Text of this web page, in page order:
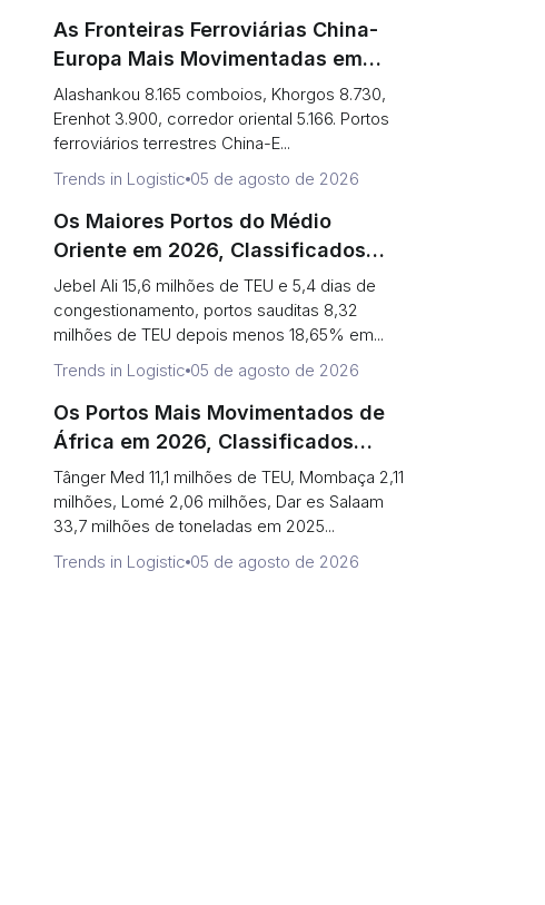
As Fronteiras Ferroviárias China-
Europa Mais Movimentadas em
2026, Classificadas (Comboios vs
Risco de Gargalo)
Alashankou 8.165 comboios, Khorgos 8.730,
Erenhot 3.900, corredor oriental 5.166. Portos
ferroviários terrestres China-E...
Trends in Logistic 05 de agosto de 2026
Os Maiores Portos do Médio
Oriente em 2026, Classificados
(Volume vs Exposição a Estreitos)
Jebel Ali 15,6 milhões de TEU e 5,4 dias de
congestionamento, portos sauditas 8,32
milhões de TEU depois menos 18,65% em...
Trends in Logistic 05 de agosto de 2026
Os Portos Mais Movimentados de
África em 2026, Classificados
(Contêineres vs Alcance do
Corredor)
Tânger Med 11,1 milhões de TEU, Mombaça 2,11
milhões, Lomé 2,06 milhões, Dar es Salaam
33,7 milhões de toneladas em 2025...
Trends in Logistic 05 de agosto de 2026